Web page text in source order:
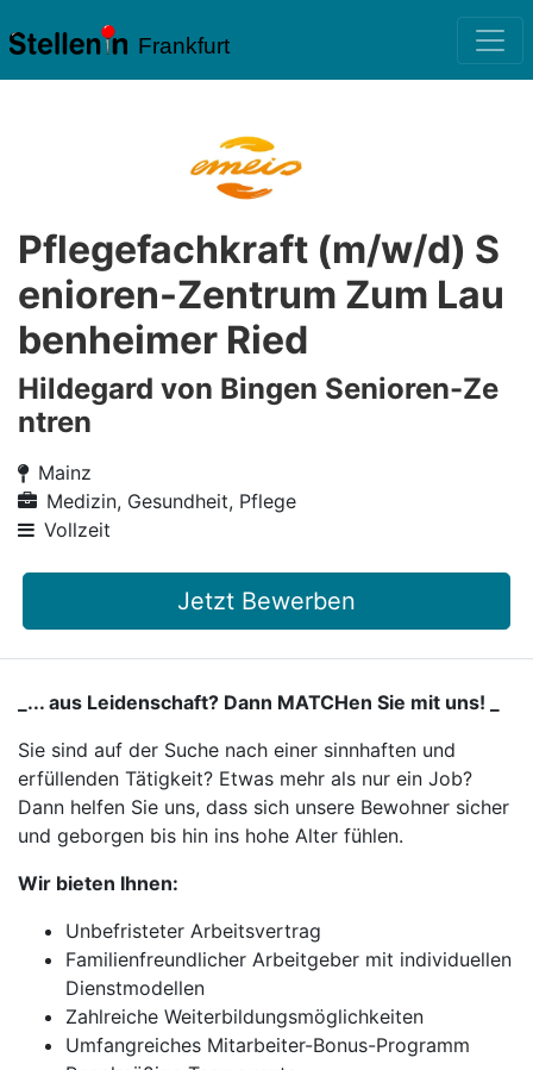
Frankfurt
Pflegefachkraft (m/w/d) S
enioren-Zentrum Zum Lau
benheimer Ried
Hildegard von Bingen Senioren-Ze
ntren
Mainz
Medizin, Gesundheit, Pflege
Vollzeit
Jetzt Bewerben
_... aus Leidenschaft? Dann MATCHen Sie mit uns! _
Sie sind auf der Suche nach einer sinnhaften und
erfüllenden Tätigkeit? Etwas mehr als nur ein Job?
Dann helfen Sie uns, dass sich unsere Bewohner sicher
und geborgen bis hin ins hohe Alter fühlen.
Wir bieten Ihnen:
Unbefristeter Arbeitsvertrag
Familienfreundlicher Arbeitgeber mit individuellen
Dienstmodellen
Zahlreiche Weiterbildungsmöglichkeiten
Umfangreiches Mitarbeiter-Bonus-Programm